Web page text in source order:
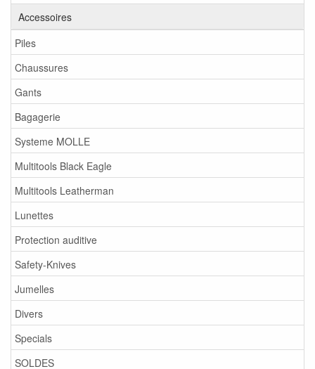
Accessoires
Piles
Chaussures
Gants
Bagagerie
Systeme MOLLE
Multitools Black Eagle
Multitools Leatherman
Lunettes
Protection auditive
Safety-Knives
Jumelles
Divers
Specials
SOLDES